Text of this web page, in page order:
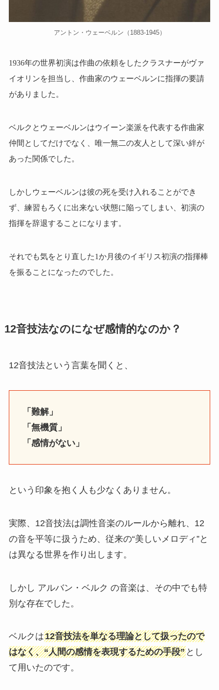
アントン・ウェーベルン（1883-1945）
1936年の世界初演は作曲の依頼をしたクラスナーがヴァ
イオリンを担当し、作曲家のウェーベルンに指揮の要請
がありました。
ベルクとウェーベルンはウイーン楽派を代表する作曲家
仲間としてだけでなく、唯一無二の友人として深い絆が
あった関係でした。
しかしウェーベルンは彼の死を受け入れることができ
ず、練習もろくに出来ない状態に陥ってしまい、初演の
指揮を辞退することになります。
それでも気をとり直した1か月後のイギリス初演の指揮棒
を振ることになったのでした。
12音技法なのになぜ感情的なのか？
12音技法という言葉を聞くと、
「難解」
「無機質」
「感情がない」
という印象を抱く人も少なくありません。
実際、12音技法は調性音楽のルールから離れ、12
の音を平等に扱うため、従来の“美しいメロディ”と
は異なる世界を作り出します。
しかし アルバン・ベルク の音楽は、その中でも特
別な存在でした。
ベルクは12音技法を単なる理論として扱ったので
はなく、“人間の感情を表現するための手段”とし
て用いたのです。